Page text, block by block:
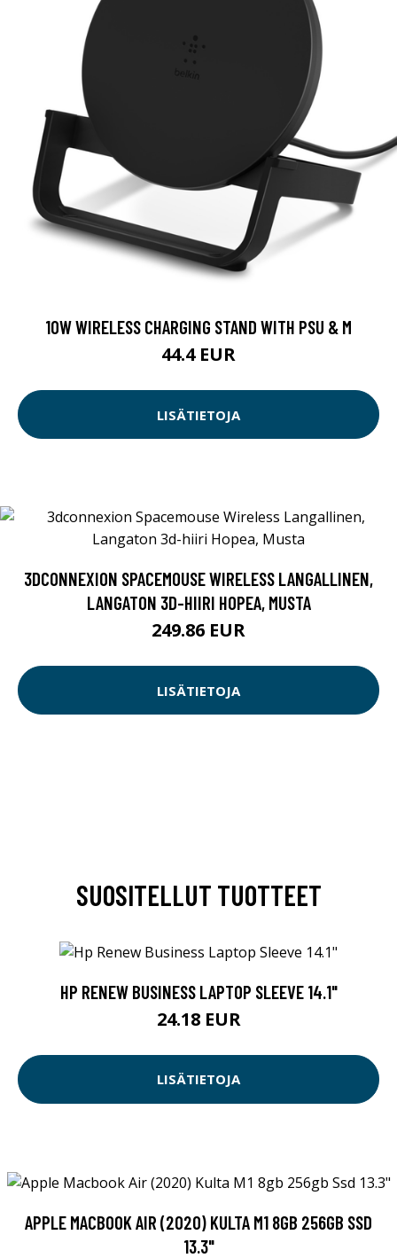
10W WIRELESS CHARGING STAND WITH PSU & M
44.4 EUR
LISÄTIETOJA
3DCONNEXION SPACEMOUSE WIRELESS LANGALLINEN,
LANGATON 3D-HIIRI HOPEA, MUSTA
249.86 EUR
LISÄTIETOJA
SUOSITELLUT TUOTTEET
HP RENEW BUSINESS LAPTOP SLEEVE 14.1"
24.18 EUR
LISÄTIETOJA
APPLE MACBOOK AIR (2020) KULTA M1 8GB 256GB SSD
13.3"